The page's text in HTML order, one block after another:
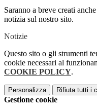
Saranno a breve creati
notizia sul nostro sito.
Notizie
Questo sito o gli strumenti
cookie necessari al
COOKIE POLICY.
Personalizza Rifiuta tutti i
Gestione cookie